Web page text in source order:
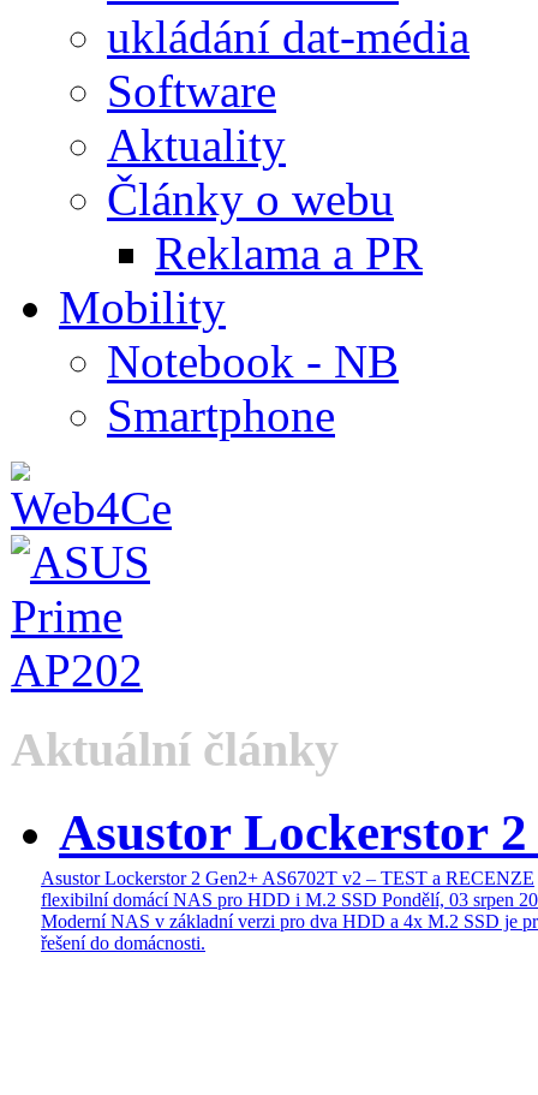
ukládání dat-média
Software
Aktuality
Články o webu
Reklama a PR
Mobility
Notebook - NB
Smartphone
Aktuální články
Asustor Lockerstor
Asustor Lockerstor 2 Gen2+ AS6702T v2 – TEST a RECENZE
flexibilní domácí NAS pro HDD i M.2 SSD Pondělí, 03 srpen
Moderní NAS v základní verzi pro dva HDD a 4x M.2 SSD je
řešení do domácnosti.